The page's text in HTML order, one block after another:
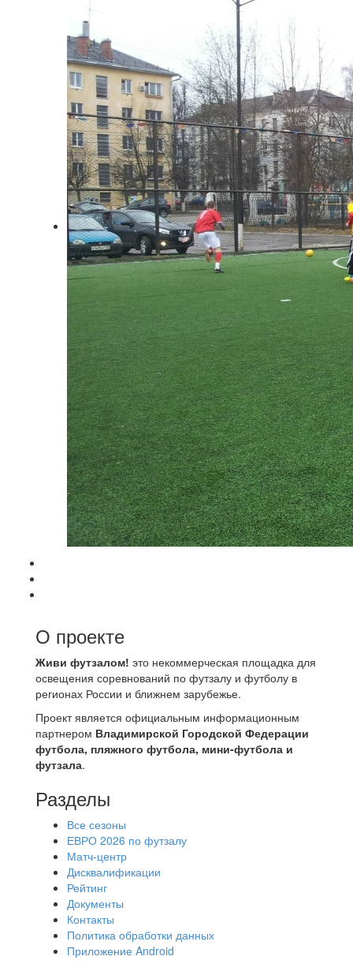
О проекте
Живи футзалом! это некоммерческая площадка для
освещения соревнований по футзалу и футболу в
регионах России и ближнем зарубежье.
Проект является официальным информационным
партнером Владимирской Городской Федерации
футбола, пляжного футбола, мини-футбола и
футзала.
Разделы
Все сезоны
ЕВРО 2026 по футзалу
Матч-центр
Дисквалификации
Рейтинг
Документы
Контакты
Политика обработки данных
Приложение Android